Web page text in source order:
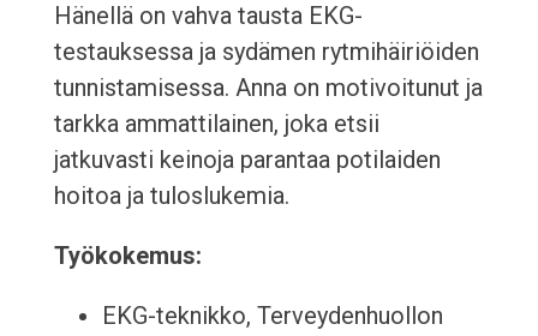
Hänellä on vahva tausta EKG-
testauksessa ja sydämen rytmihäiriöiden
tunnistamisessa. Anna on motivoitunut ja
tarkka ammattilainen, joka etsii
jatkuvasti keinoja parantaa potilaiden
hoitoa ja tuloslukemia.
Työkokemus:
EKG-teknikko, Terveydenhuollon